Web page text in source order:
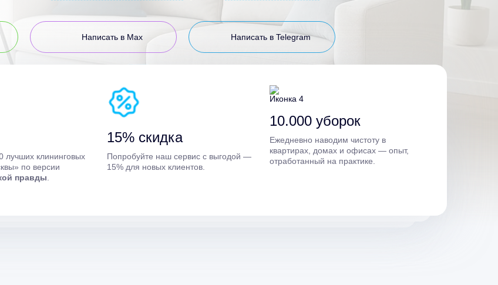
Написать в Max Написать в Telegram
лучших клининговых
по версии
правды
15% скидка
Попробуйте наш сервис с выгодой —
15% для новых клиентов.
10.000 уборок
Ежедневно наводим чистоту в
квартирах, домах и офисах — опыт,
отработанный на практике.